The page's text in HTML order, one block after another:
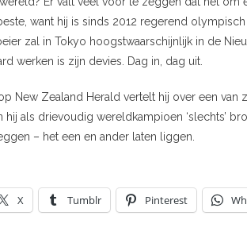
want hij is sinds 2012 regerend
zal in Tokyo hoogstwaarschijnlijk in de
werken is zijn devies. Dag in, dag uit.
New Zealand Herald vertelt hij over een van
als drievoudig wereldkampioen ‘slechts’
– het een en ander laten liggen.
X Tumblr Pinterest